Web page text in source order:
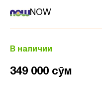
NOW
В наличии
349 000 сӯм